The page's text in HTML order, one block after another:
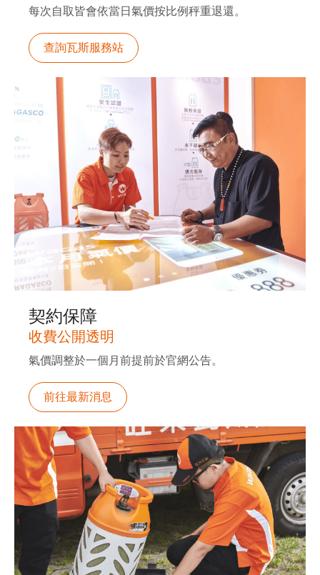
每次自取皆會依當日氣價按比例秤重退還。
查詢瓦斯服務站
契約保障
收費公開透明
氣價調整於一個月前提前於官網公告。
前往最新消息